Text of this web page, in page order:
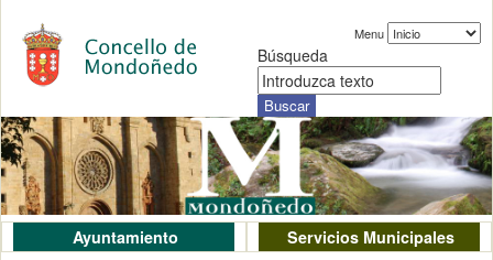
Menu
Búsqueda
Ayuntamiento
Servicios Municipales